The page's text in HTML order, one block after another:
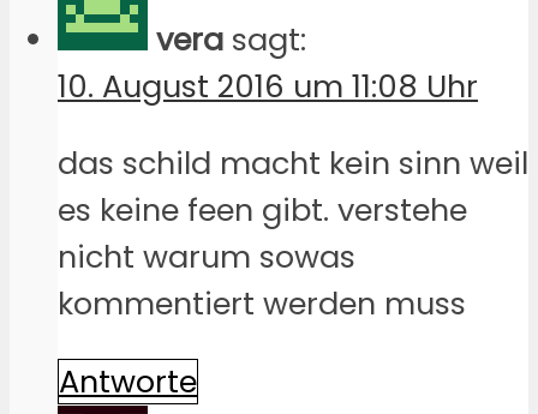
vera sagt:
10. August 2016 um 11:08 Uhr
das schild macht kein sinn weil
es keine feen gibt. verstehe
nicht warum sowas
kommentiert werden muss
Antworte